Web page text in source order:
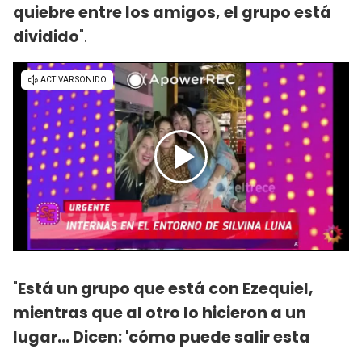
quiebre entre los amigos, el grupo está
dividido".
"Está un grupo que está con Ezequiel,
mientras que al otro lo hicieron a un
lugar... Dicen: 'cómo puede salir esta